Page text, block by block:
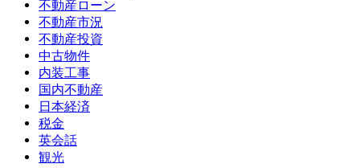
不動産ローン
不動産市況
不動産投資
中古物件
内装工事
国内不動産
日本経済
税金
英会話
観光